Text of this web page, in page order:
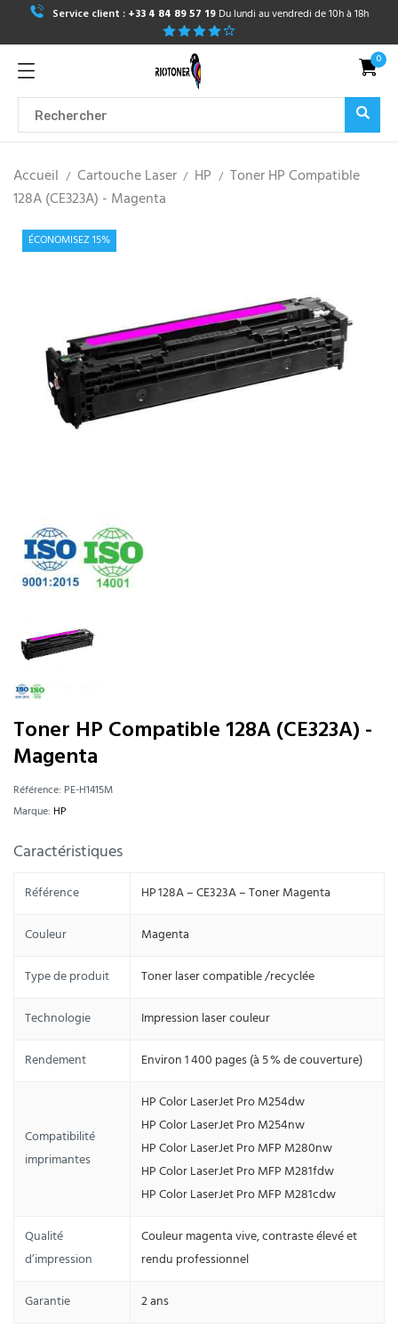
Service client : +33 4 84 89 57 19 Du lundi au vendredi de 10h à 18h
0
Accueil Cartouche Laser HP
Toner HP Compatible
128A (CE323A) - Magenta
ÉCONOMISEZ 15%
Toner HP Compatible 128A (CE323A) -
Magenta
Référence: PE-H1415M
Marque: HP
Caractéristiques
Référence HP 128A – CE323A – Toner Magenta
Couleur Magenta
Type de produit Toner laser compatible /recyclée
Technologie Impression laser couleur
Rendement Environ 1 400 pages (à 5 % de couverture)
Compatibilité
imprimantes
HP Color LaserJet Pro M254dw
HP Color LaserJet Pro M254nw
HP Color LaserJet Pro MFP M280nw
HP Color LaserJet Pro MFP M281fdw
HP Color LaserJet Pro MFP M281cdw
Qualité
d’impression
Couleur magenta vive, contraste élevé et
rendu professionnel
Garantie 2 ans